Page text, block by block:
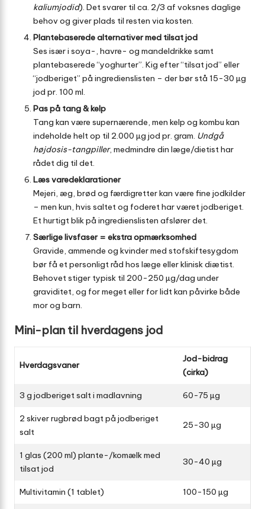
kaliumjodid). Det svarer til ca. 2/3 af voksnes daglige
behov og giver plads til resten via kosten.
Plantebaserede alternativer med tilsat jod
Ses især i soya-, havre- og mandeldrikke samt
plantebaserede “yoghurter”. Kig efter “tilsat jod” eller
“jodberiget” på ingredienslisten – der bør stå 15-30 µg
jod pr. 100 ml.
Pas på tang & kelp
Tang kan være supernærende, men kelp og kombu kan
indeholde helt op til 2.000 µg jod pr. gram. Undgå
højdosis-tangpiller, medmindre din læge/dietist har
rådet dig til det.
Læs varedeklarationer
Mejeri, æg, brød og færdigretter kan være fine jodkilder
– men kun, hvis saltet og foderet har været jodberiget.
Et hurtigt blik på ingredienslisten afslører det.
Særlige livsfaser = ekstra opmærksomhed
Gravide, ammende og kvinder med stofskiftesygdom
bør få et personligt råd hos læge eller klinisk diætist.
Behovet stiger typisk til 200-250 µg/dag under
graviditet, og for meget eller for lidt kan påvirke både
mor og barn.
Mini-plan til hverdagens jod
Hverdagsvaner
Jod-bidrag
(cirka)
3 g jodberiget salt i madlavning 60-75 µg
2 skiver rugbrød bagt på jodberiget
salt
25-30 µg
1 glas (200 ml) plante-/komælk med
tilsat jod
30-40 µg
Multivitamin (1 tablet) 100-150 µg